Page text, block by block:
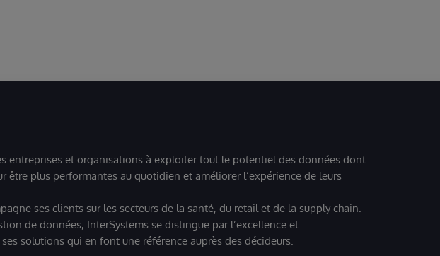
entreprises et organisations à exploiter tout le potentiel des données dont
être plus performantes au quotidien et améliorer l’expérience de leurs
ses clients sur les secteurs de la santé, du retail et de la supply chain.
de données, InterSystems se distingue par l’excellence et
solutions qui en font une référence auprès des décideurs.